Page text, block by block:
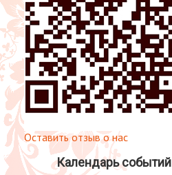
Оставить отзыв о нас
Календарь событий